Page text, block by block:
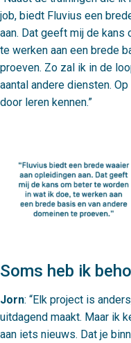
job, biedt Fluvius een
aan. Dat geeft mij de kans
te werken aan een brede
proeven. Zo zal ik in de
aantal andere diensten.
door leren kennen.
Soms heb ik
Jorn: Elk project is
uitdagend maakt. Maar ik
aan iets nieuws. Dat je